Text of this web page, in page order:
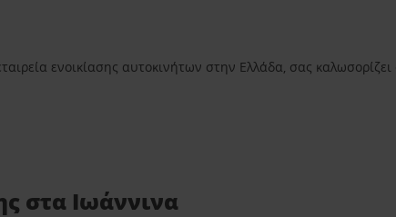
ενοικίασης αυτοκινήτων στην Ελλάδα, σας καλωσορίζει
στα Ιωάννινα